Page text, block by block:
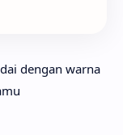
dengan warna